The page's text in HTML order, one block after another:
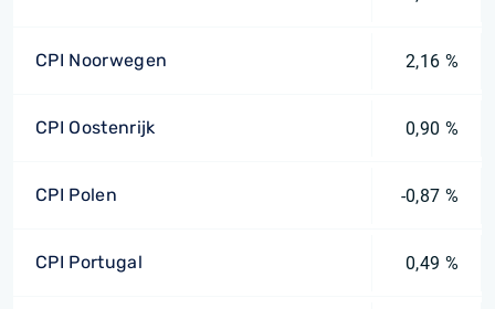
CPI Noorwegen 2,16 %
CPI Oostenrijk 0,90 %
CPI Polen -0,87 %
CPI Portugal 0,49 %